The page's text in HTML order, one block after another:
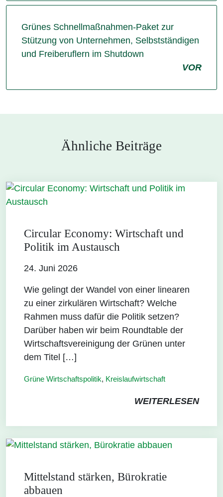
Grünes Schnellmaßnahmen-Paket zur
Stützung von Unternehmen, Selbstständigen
und Freiberuflern im Shutdown
VOR
Ähnliche Beiträge
Circular Economy: Wirtschaft und
Politik im Austausch
24. Juni 2026
Wie gelingt der Wandel von einer linearen
zu einer zirkulären Wirtschaft? Welche
Rahmen muss dafür die Politik setzen?
Darüber haben wir beim Roundtable der
Wirtschaftsvereinigung der Grünen unter
dem Titel […]
Grüne Wirtschaftspolitik, Kreislaufwirtschaft
WEITERLESEN
Mittelstand stärken, Bürokratie
abbauen